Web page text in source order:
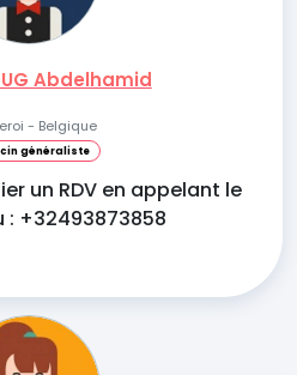
Abdelhamid
- Belgique
généraliste
un RDV en appelant le
: +32493873858